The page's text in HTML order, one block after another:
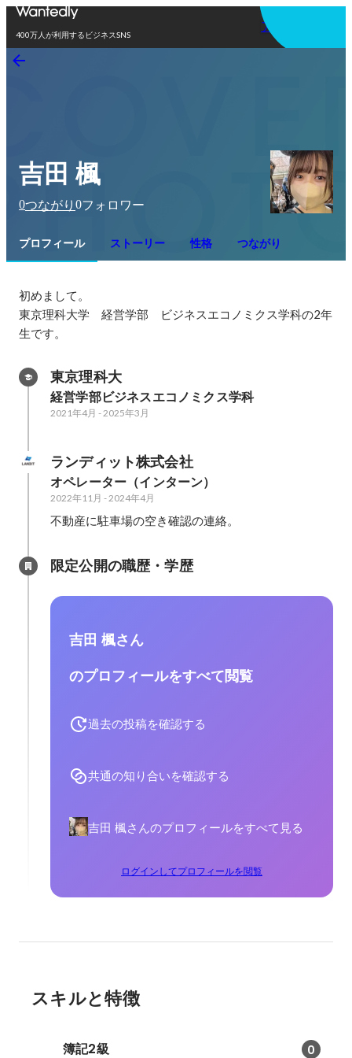
400万人が利用するビジネスSNS
アプリを使う
吉田 楓
0つながり 0フォロワー
プロフィール ストーリー 性格 つながり
初めまして。
東京理科大学　経営学部　ビジネスエコノミクス学科の2年
生です。
東京理科大
経営学部ビジネスエコノミクス学科
2021年4月 -2025年3月
ランディット株式会社
オペレーター（インターン）
2022年11月 -2024年4月
不動産に駐車場の空き確認の連絡。
限定公開の職歴・学歴
吉田 楓さん
のプロフィールをすべて閲覧
過去の投稿を確認する
共通の知り合いを確認する
吉田 楓さんのプロフィールをすべて見る
ログインしてプロフィールを閲覧
スキルと特徴
簿記2級 0